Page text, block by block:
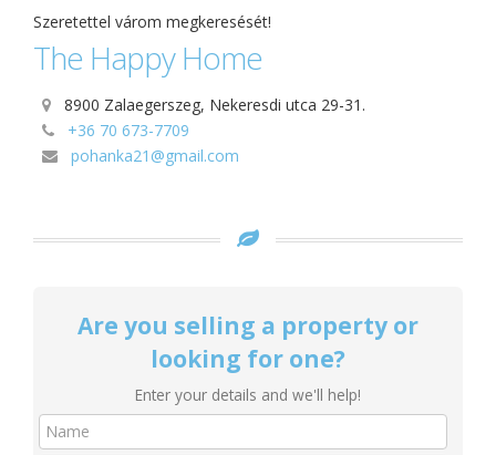
Szeretettel várom megkeresését!​​
The Happy Home
8900 Zalaegerszeg, Nekeresdi utca 29-31.
+36 70 673-7709
pohanka21@gmail.com
Are you selling a property or
looking for one?
Enter your details and we'll help!